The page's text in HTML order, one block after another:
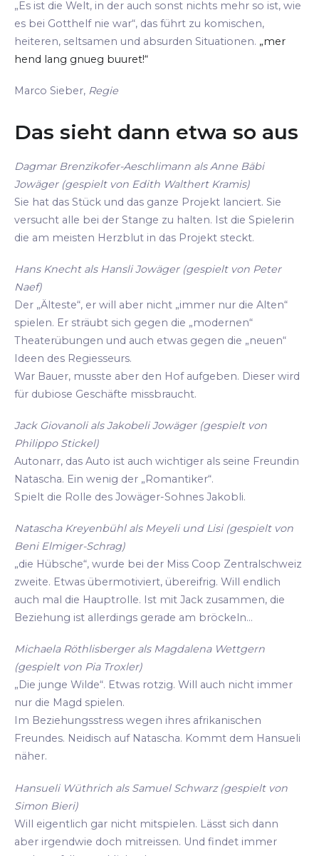
„Es ist die Welt, in der auch sonst nichts mehr so ist, wie
es bei Gotthelf nie war“, das führt zu komischen,
heiteren, seltsamen und absurden Situationen. „mer
hend lang gnueg buuret!“
Marco Sieber, Regie
Das sieht dann etwa so aus
Dagmar Brenzikofer-Aeschlimann als Anne Bäbi
Jowäger (gespielt von Edith Walthert Kramis)
Sie hat das Stück und das ganze Projekt lanciert. Sie
versucht alle bei der Stange zu halten. Ist die Spielerin
die am meisten Herzblut in das Projekt steckt.
Hans Knecht als Hansli Jowäger (gespielt von Peter
Naef)
Der „Älteste“, er will aber nicht „immer nur die Alten“
spielen. Er sträubt sich gegen die „modernen“
Theaterübungen und auch etwas gegen die „neuen“
Ideen des Regiesseurs.
War Bauer, musste aber den Hof aufgeben. Dieser wird
für dubiose Geschäfte missbraucht.
Jack Giovanoli als Jakobeli Jowäger (gespielt von
Philippo Stickel)
Autonarr, das Auto ist auch wichtiger als seine Freundin
Natascha. Ein wenig der „Romantiker“.
Spielt die Rolle des Jowäger-Sohnes Jakobli.
Natascha Kreyenbühl als Meyeli und Lisi (gespielt von
Beni Elmiger-Schrag)
„die Hübsche“, wurde bei der Miss Coop Zentralschweiz
zweite. Etwas übermotiviert, übereifrig. Will endlich
auch mal die Hauptrolle. Ist mit Jack zusammen, die
Beziehung ist allerdings gerade am bröckeln...
Michaela Röthlisberger als Magdalena Wettgern
(gespielt von Pia Troxler)
„Die junge Wilde“. Etwas rotzig. Will auch nicht immer
nur die Magd spielen.
Im Beziehungsstress wegen ihres afrikanischen
Freundes. Neidisch auf Natascha. Kommt dem Hansueli
näher.
Hansueli Wüthrich als Samuel Schwarz (gespielt von
Simon Bieri)
Will eigentlich gar nicht mitspielen. Lässt sich dann
aber irgendwie doch mitreissen. Und findet immer